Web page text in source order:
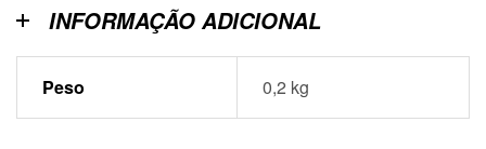
INFORMAÇÃO ADICIONAL
Peso 0,2 kg